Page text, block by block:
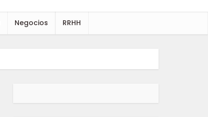
Negocios RRHH